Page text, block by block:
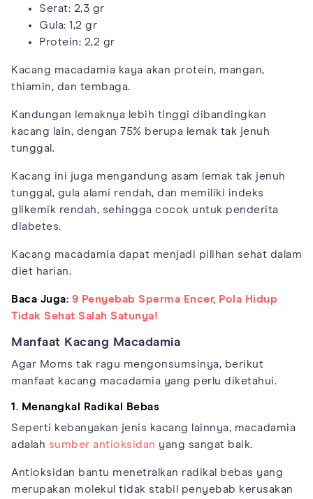
Serat: 2,3 gr
Gula: 1,2 gr
Protein: 2,2 gr
Kacang macadamia kaya akan protein, mangan,
thiamin, dan tembaga.
Kandungan lemaknya lebih tinggi dibandingkan
kacang lain, dengan 75% berupa lemak tak jenuh
tunggal.
Kacang ini juga mengandung asam lemak tak jenuh
tunggal, gula alami rendah, dan memiliki indeks
glikemik rendah, sehingga cocok untuk penderita
diabetes.
Kacang macadamia dapat menjadi pilihan sehat dalam
diet harian.
Baca Juga: 9 Penyebab Sperma Encer, Pola Hidup
Tidak Sehat Salah Satunya!
Manfaat Kacang Macadamia
Agar Moms tak ragu mengonsumsinya, berikut
manfaat kacang macadamia yang perlu diketahui.
1. Menangkal Radikal Bebas
Seperti kebanyakan jenis kacang lainnya, macadamia
adalah sumber antioksidan yang sangat baik.
Antioksidan bantu menetralkan radikal bebas yang
merupakan molekul tidak stabil penyebab kerusakan